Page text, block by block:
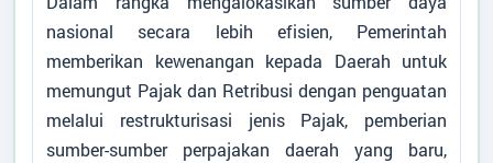
nasional secara lebih efisien, Pemerintah
memberikan kewenangan kepada Daerah untuk
memungut Pajak dan Retribusi dengan penguatan
melalui restrukturisasi jenis Pajak, pemberian
sumber-sumber perpajakan daerah yang baru,